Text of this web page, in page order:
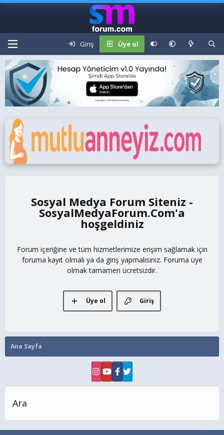
Giriş Üye ol
Sosyal Medya Forum Siteniz -
SosyalMedyaForum.Com
Forum içeriğine ve tüm hizmetlerimize erişim sağlamak için
foruma kayıt olmalı ya da giriş yapmalısınız. Foruma üye
olmak tamamen ücretsizdir.
Giriş
Üye ol
Ana Sayfa
Ara